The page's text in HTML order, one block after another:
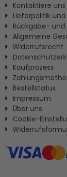
Kontaktiere uns
Lieferpolitik
Rückgabe-
Allgemeine
Widerrufsrecht
Kaufprozess
Bestellstatus
Impressum
Ûber uns
Cookie-